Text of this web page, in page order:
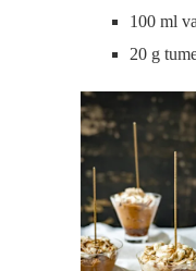
100 ml
20 g